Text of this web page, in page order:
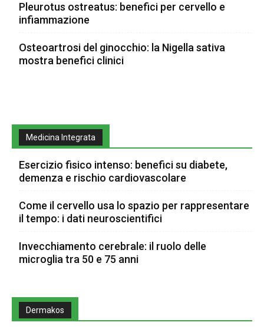
Pleurotus ostreatus: benefici per cervello e
infiammazione
Osteoartrosi del ginocchio: la Nigella sativa
mostra benefici clinici
Medicina Integrata
Esercizio fisico intenso: benefici su diabete,
demenza e rischio cardiovascolare
Come il cervello usa lo spazio per rappresentare
il tempo: i dati neuroscientifici
Invecchiamento cerebrale: il ruolo delle
microglia tra 50 e 75 anni
Dermakos